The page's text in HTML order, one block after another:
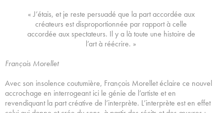
« J’étais, et je reste persuadé que la part accordée aux
créateurs est disproportionnée par rapport à celle
accordée aux spectateurs. Il y a là toute une histoire de
l’art à réécrire. »
François Morellet
Avec son insolence coutumière, François Morellet éclaire ce nouvel
accrochage en interrogeant ici le génie de l’artiste et en
revendiquant la part créative de l’interprète. L’interprète est en effet